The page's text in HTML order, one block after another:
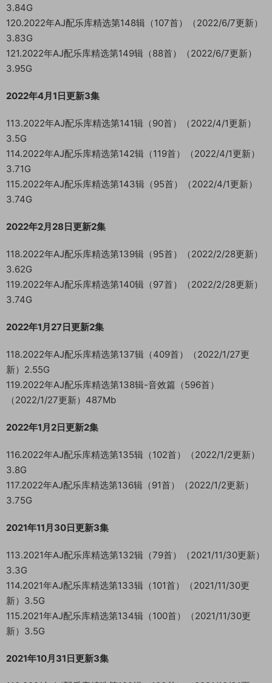
3.84G
120.2022年AJ配乐库精选第148辑（107首）（2022/6/7更新）
3.83G
121.2022年AJ配乐库精选第149辑（88首）（2022/6/7更新）
3.95G
2022年4月1日更新3集
113.2022年AJ配乐库精选第141辑（90首）（2022/4/1更新）
3.5G
114.2022年AJ配乐库精选第142辑（119首）（2022/4/1更新）
3.71G
115.2022年AJ配乐库精选第143辑（95首）（2022/4/1更新）
3.74G
2022年2月28日更新2集
118.2022年AJ配乐库精选第139辑（95首）（2022/2/28更新）
3.62G
119.2022年AJ配乐库精选第140辑（97首）（2022/2/28更新）
3.74G
2022年1月27日更新2集
118.2022年AJ配乐库精选第137辑（409首）（2022/1/27更
新）2.55G
119.2022年AJ配乐库精选第138辑-音效篇（596首）
（2022/1/27更新）487Mb
2022年1月2日更新2集
116.2022年AJ配乐库精选第135辑（102首）（2022/1/2更新）
3.8G
117.2022年AJ配乐库精选第136辑（91首）（2022/1/2更新）
3.75G
2021年11月30日更新3集
113.2021年AJ配乐库精选第132辑（79首）（2021/11/30更新）
3.3G
114.2021年AJ配乐库精选第133辑（101首）（2021/11/30更
新）3.5G
115.2021年AJ配乐库精选第134辑（100首）（2021/11/30更
新）3.5G
2021年10月31日更新3集